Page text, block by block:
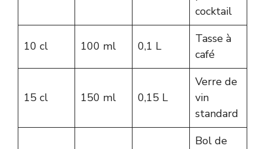
cocktail
10 cl 100 ml 0,1 L
Tasse à
café
15 cl 150 ml 0,15 L
Verre de
vin
standard
Bol de